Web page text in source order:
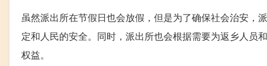
虽然派出所在节假日也会放假，但是为了确保社会治安，
定和人民的安全。同时，派出所也会根据需要为返乡人员
权益。